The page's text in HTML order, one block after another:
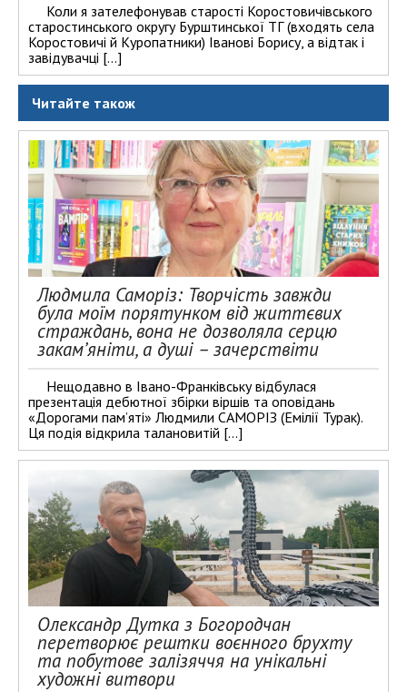
Коли я зателефонував старості Коростовичівського
старостинського округу Бурштинської ТГ (входять села
Коростовичі й Куропатники) Іванові Борису, а відтак і
завідувачці […]
Читайте також
Людмила Саморіз: Творчість завжди
була моїм порятунком від життєвих
страждань, вона не дозволяла серцю
закам’яніти, а душі – зачерствіти
Нещодавно в Івано-Франківську відбулася
презентація дебютної збірки віршів та оповідань
«Дорогами пам’яті» Людмили САМОРІЗ (Емілії Турак).
Ця подія відкрила талановитій […]
Олександр Дутка з Богородчан
перетворює рештки воєнного брухту
та побутове залізяччя на унікальні
художні витвори